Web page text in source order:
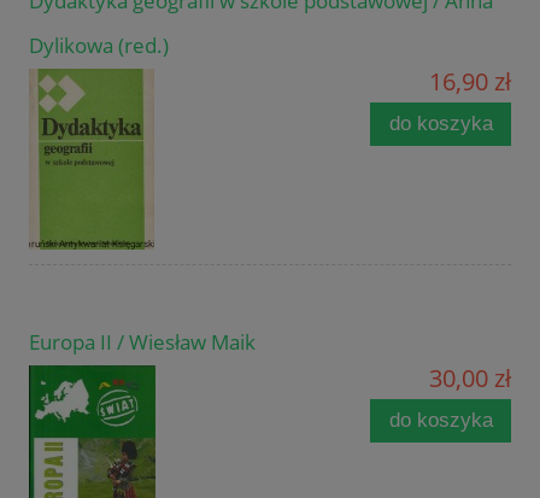
Dylikowa (red.)
16,90 zł
do koszyka
Europa II / Wiesław Maik
30,00 zł
do koszyka